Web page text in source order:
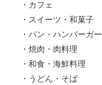
カフェ
スイーツ・和菓子
パン・ハンバーガー
焼肉・肉料理
和食・海鮮料理
うどん・そば